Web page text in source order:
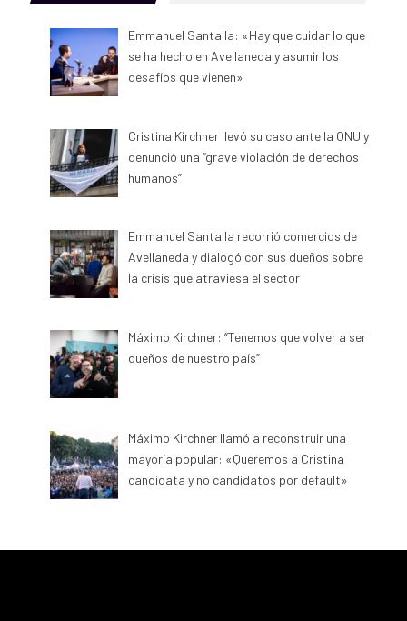
Emmanuel Santalla: «Hay que cuidar lo que
se ha hecho en Avellaneda y asumir los
desafíos que vienen»
Cristina Kirchner llevó su caso ante la ONU y
denunció una “grave violación de derechos
humanos”
Emmanuel Santalla recorrió comercios de
Avellaneda y dialogó con sus dueños sobre
la crisis que atraviesa el sector
Máximo Kirchner: “Tenemos que volver a ser
dueños de nuestro país”
Máximo Kirchner llamó a reconstruir una
mayoría popular: «Queremos a Cristina
candidata y no candidatos por default»